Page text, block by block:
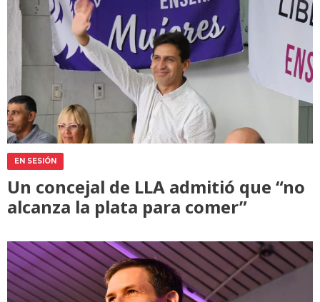
EN SESIÓN
Un concejal de LLA admitió que “no
alcanza la plata para comer”